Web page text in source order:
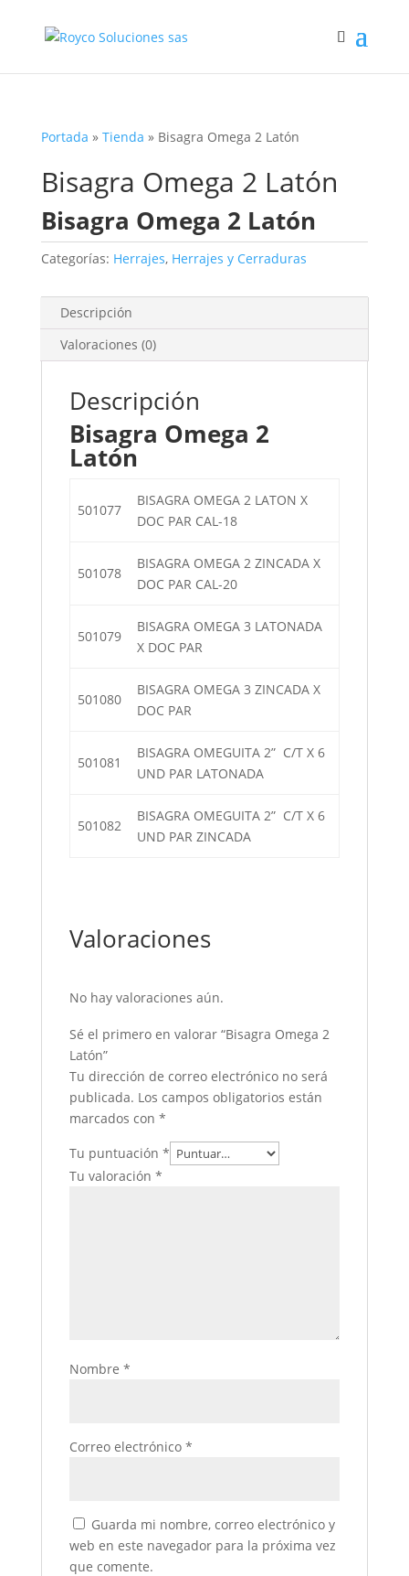
Portada » Tienda » Bisagra Omega 2 Latón
Bisagra Omega 2 Latón
Bisagra Omega 2 Latón
Categorías: Herrajes, Herrajes y Cerraduras
Descripción
Valoraciones (0)
Descripción
Bisagra Omega 2
Latón
501077
BISAGRA OMEGA 2 LATON X
DOC PAR CAL-18
501078
BISAGRA OMEGA 2 ZINCADA X
DOC PAR CAL-20
501079
BISAGRA OMEGA 3 LATONADA
X DOC PAR
501080
BISAGRA OMEGA 3 ZINCADA X
DOC PAR
501081
BISAGRA OMEGUITA 2” C/T X 6
UND PAR LATONADA
501082
BISAGRA OMEGUITA 2” C/T X 6
UND PAR ZINCADA
Valoraciones
No hay valoraciones aún.
Sé el primero en valorar “Bisagra Omega 2
Latón”
Tu dirección de correo electrónico no será
publicada. Los campos obligatorios están
marcados con *
Tu puntuación *
Tu valoración *
Nombre *
Correo electrónico *
Guarda mi nombre, correo electrónico y
web en este navegador para la próxima vez
que comente.